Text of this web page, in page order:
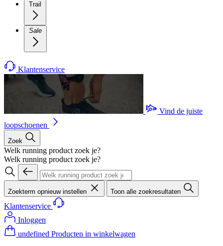
Trail
Sale
Klantenservice
Vind de juiste
loopschoenen
Zoek
Welk running product zoek je?
Welk running product zoek je?
Zoekterm opnieuw instellen Toon alle zoekresultaten
Klantenservice
Inloggen
undefined Producten in winkelwagen